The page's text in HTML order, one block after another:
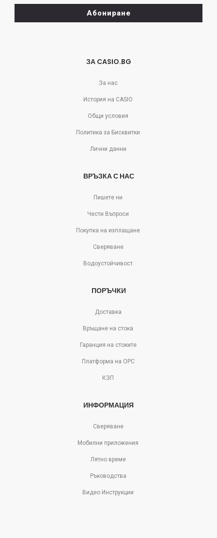
да
отпишете!
Абониране
ЗА CASIO.BG
За нас
История на CASIO
Общи условия
Политика за Бисквитки
Лични данни
ВРЪЗКА С НАС
Пишете ни
Чести Въпроси
Покупка на изплащане
Сверяване
Водоустойчивост
ПОРЪЧКИ
Доставка
Връщане на стока
Гаранция на стоките
Платформа на ОРС
КЗП
ИНФОРМАЦИЯ
Сверяване
Мобилни приложения
Лятно време
Ръководства
Видео Инструкции